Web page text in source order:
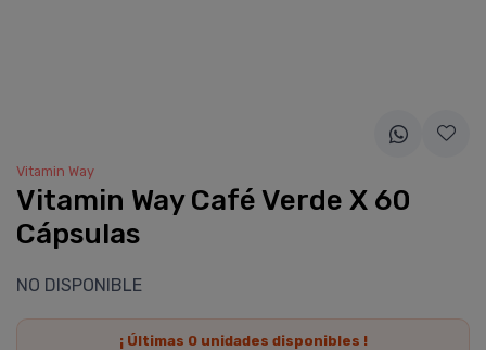
Vitamin Way
Vitamin Way Café Verde X 60
Cápsulas
NO DISPONIBLE
¡ Últimas 0unidades disponibles !